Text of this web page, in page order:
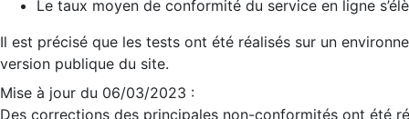
Le taux moyen de conformité du service en ligne
Il est précisé que les tests ont été réalisés sur un
version publique du site.
Mise à jour du 06/03/2023 :
Des corrections des principales non-conformités ont été